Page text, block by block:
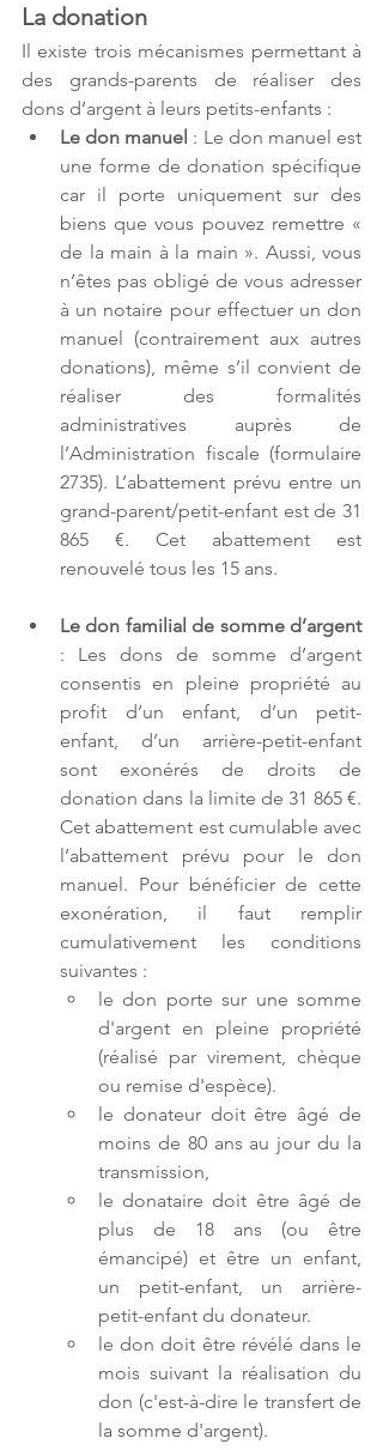
La donation
Il existe trois mécanismes permettant à
des grands-parents de réaliser des
dons d’argent à leurs petits-enfants :
Le don manuel : Le don manuel est
une forme de donation spécifique
car il porte uniquement sur des
biens que vous pouvez remettre «
de la main à la main ». Aussi, vous
n’êtes pas obligé de vous adresser
à un notaire pour effectuer un don
manuel (contrairement aux autres
donations), même s’il convient de
réaliser des formalités
administratives auprès de
l’Administration fiscale (formulaire
2735). L’abattement prévu entre un
grand-parent/petit-enfant est de 31
865 €. Cet abattement est
renouvelé tous les 15 ans.
Le don familial de somme d’argent
: Les dons de somme d’argent
consentis en pleine propriété au
profit d’un enfant, d’un petit-
enfant, d’un arrière-petit-enfant
sont exonérés de droits de
donation dans la limite de 31 865 €.
Cet abattement est cumulable avec
l’abattement prévu pour le don
manuel. Pour bénéficier de cette
exonération, il faut remplir
cumulativement les conditions
suivantes :
le don porte sur une somme
d'argent en pleine propriété
(réalisé par virement, chèque
ou remise d'espèce).
le donateur doit être âgé de
moins de 80 ans au jour du la
transmission,
le donataire doit être âgé de
plus de 18 ans (ou être
émancipé) et être un enfant,
un petit-enfant, un arrière-
petit-enfant du donateur.
le don doit être révélé dans le
mois suivant la réalisation du
don (c'est-à-dire le transfert de
la somme d'argent).